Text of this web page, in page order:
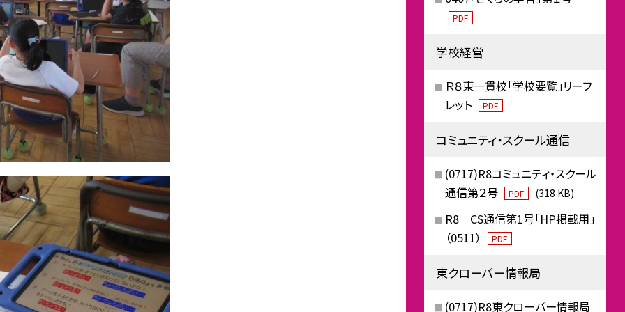
PDF
学校経営
Ｒ８東一貫校「学校要覧」リーフ
レット
PDF
コミュニティ・スクール通信
(0717)R8コミュニティ・スクール
通信第２号
PDF (318 KB)
R8 CS通信第1号「HP掲載用」
（0511）
PDF
東クローバー情報局
(0717)R8東クローバー情報局